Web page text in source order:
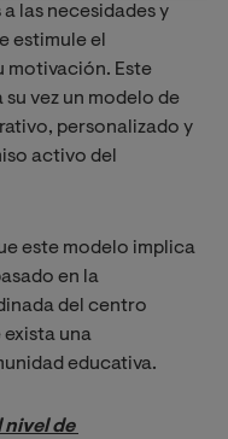
las necesidades y
estimule el
motivación. Este
vez un modelo de
personalizado y
activo del
este modelo implica
en la
del centro
una
educativa.
nivel de